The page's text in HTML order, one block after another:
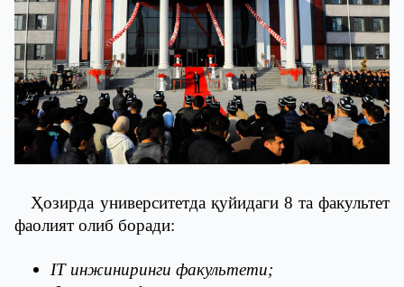
Ҳозирда университетда қуйидаги 8 та факультет
фаолият олиб боради:
IT инжиниринги факультети;